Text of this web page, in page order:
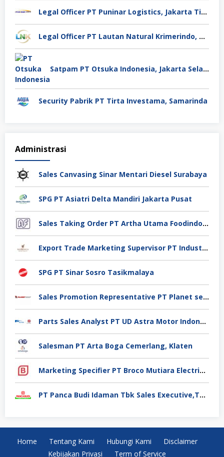
Legal Officer PT Puninar Logistics, Jakarta Timur
Legal Officer PT Lautan Natural Krimerindo, Mojokerto
Satpam PT Otsuka Indonesia, Jakarta Selatan
Security Pabrik PT Tirta Investama, Samarinda
Administrasi
Sales Canvasing Sinar Mentari Diesel Surabaya
SPG PT Asiatri Delta Mandiri Jakarta Pusat
Sales Taking Order PT Artha Utama Foodindo Tangerang
Export Trade Marketing Supervisor PT Industri Jamu Dan Farmasi Sido Muncul Tbk, Jakarta
SPG PT Sinar Sosro Tasikmalaya
Sales Promotion Representative PT Planet selancar Mandiri, Pontianak
Parts Sales Analyst PT UD Astra Motor Indonesia, Jakarta Utara
Salesman PT Arta Boga Cemerlang, Klaten
Marketing Specifier PT Broco Mutiara Electrical Industry, Tangerang
PT Panca Budi Idaman Tbk Sales Executive,Tangerang
Home Tentang Kami Hubungi Kami
Disclaimer
Kebijakan Privasi
Term of Service